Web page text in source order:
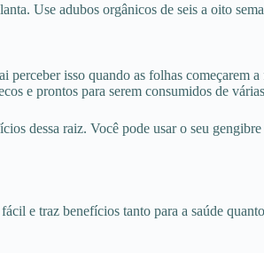
Use adubos orgânicos de seis a oito
isso quando as folhas começarem
e prontos para serem consumidos de
dessa raiz. Você pode usar o seu
e traz benefícios tanto para a saúde